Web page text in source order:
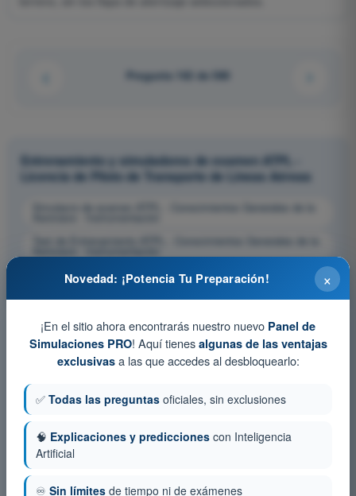
Pregunta 162 de 580
Entrenamiento y simuladores de examen ATPL -
Licencia de Piloto de Transporte de Líneas Aéreas
Simulacro de examen ATPL - Conocimientos Generales de la
Test de Entrenamiento ATPL - Conocimientos Generales de la
Examen en PDF ATPL - Conocimientos Generales de la
Aeronave - Instrumentación ×
Novedad: ¡Potencia Tu Preparación!
¡En el sitio ahora encontrarás nuestro nuevo Panel de
Simulaciones PRO! Aquí tienes algunas de las ventajas
exclusivasa las que accedes al desbloquearlo:
✅ Todas las preguntas oficiales, sin exclusiones
🧠 Explicaciones y predicciones con Inteligencia
Artificial
♾️ Sin límites de tiempo ni de exámenes